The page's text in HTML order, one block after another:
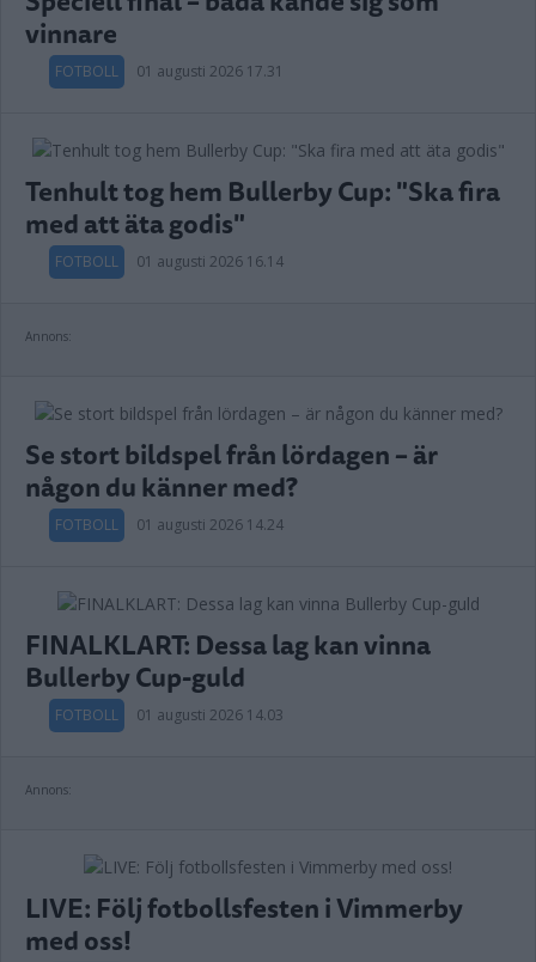
vinnare
FOTBOLL 01 augusti 2026 17.31
Tenhult tog hem Bullerby Cup: "Ska fira
med att äta godis"
FOTBOLL 01 augusti 2026 16.14
Annons:
Se stort bildspel från lördagen – är
någon du känner med?
FOTBOLL 01 augusti 2026 14.24
FINALKLART: Dessa lag kan vinna
Bullerby Cup-guld
FOTBOLL 01 augusti 2026 14.03
Annons:
LIVE: Följ fotbollsfesten i Vimmerby
med oss!